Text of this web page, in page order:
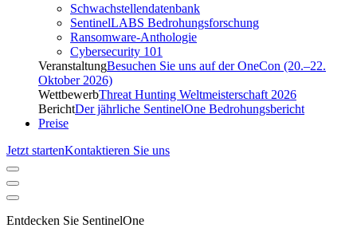
Schwachstellendatenbank
SentinelLABS Bedrohungsforschung
Ransomware-Anthologie
Cybersecurity 101
VeranstaltungBesuchen Sie uns auf der OneCon (20.–22.
Oktober 2026)
WettbewerbThreat Hunting Weltmeisterschaft 2026
BerichtDer jährliche SentinelOne Bedrohungsbericht
Preise
Jetzt startenKontaktieren Sie uns
Entdecken Sie SentinelOne